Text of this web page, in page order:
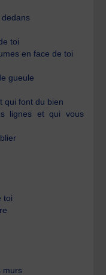
toi
en face de toi
gueule
qui font du bien
lignes et qui vous
toi
murs